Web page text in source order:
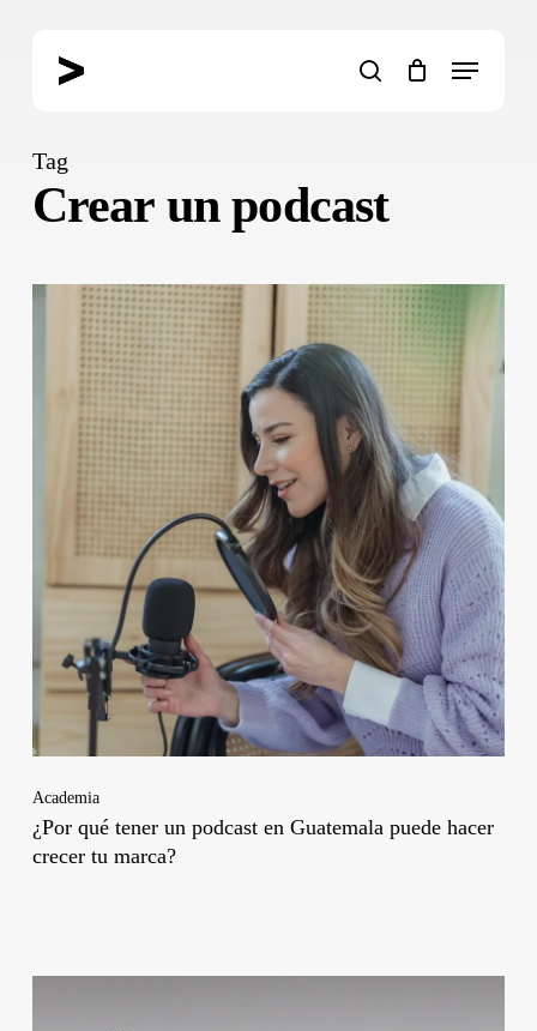
search
Menu
Tag
Crear un podcast
Academia
¿Por qué tener un podcast en Guatemala puede hacer
crecer tu marca?